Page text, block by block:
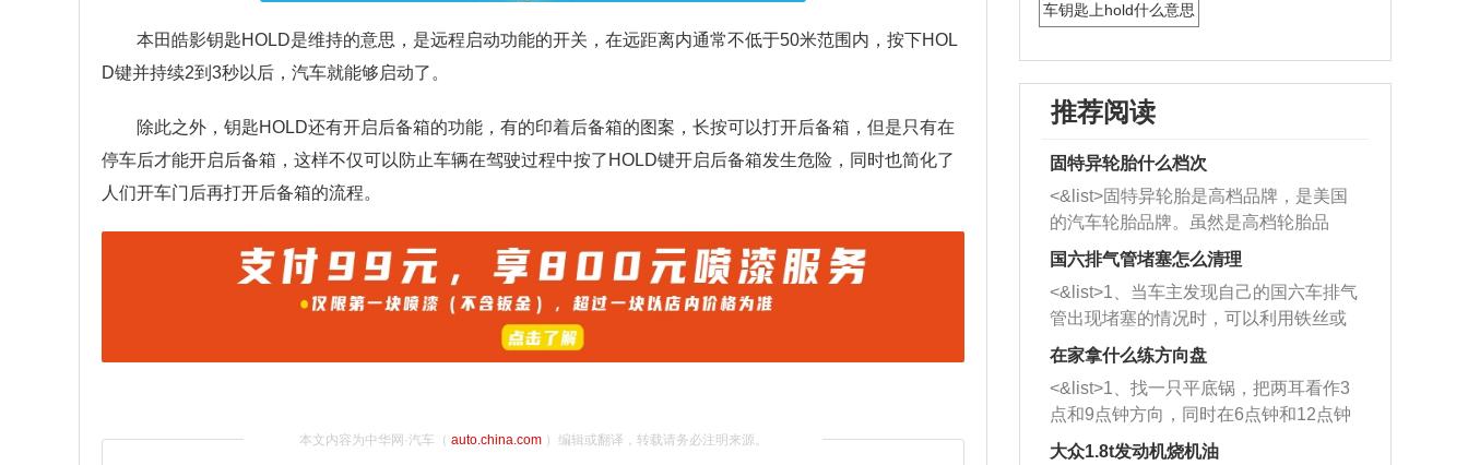
本田皓影钥匙HOLD是维持的意思，是远程启动功能的开关，在远距离内通常不低于50米范围内，按下HOL
D键并持续2到3秒以后，汽车就能够启动了。
除此之外，钥匙HOLD还有开启后备箱的功能，有的印着后备箱的图案，长按可以打开后备箱，但是只有在
停车后才能开启后备箱，这样不仅可以防止车辆在驾驶过程中按了HOLD键开启后备箱发生危险，同时也简化了
人们开车门后再打开后备箱的流程。
本文内容为中华网·汽车（ auto.china.com）编辑或翻译，转载请务必注明来源。
车钥匙上hold什么意思
推荐阅读
固特异轮胎什么档次
<&list>固特异轮胎是高档品牌，是美国
的汽车轮胎品牌。虽然是高档轮胎品
牌，但是中高低端的轮胎都有生产，这
也是为了更好的开拓市场。
国六排气管堵塞怎么清理
<&list>1、当车主发现自己的国六车排气
管出现堵塞的情况时，可以利用铁丝或
者是细棍，直接将杂物给取出来，如果
堵塞情况比较严重，也可以采取应急措
施。 <&list>2、直接利用木棍将所有的
杂物推到排气管里面的位置处，然后将
三元催化器拆解开，就可以将堵塞的东
在家拿什么练方向盘
<&list>1、找一只平底锅，把两耳看作3
点和9点钟方向，同时在6点钟和12点钟
方向做一个标记。 <&list>2、双手握住
大众1.8t发动机烧机油